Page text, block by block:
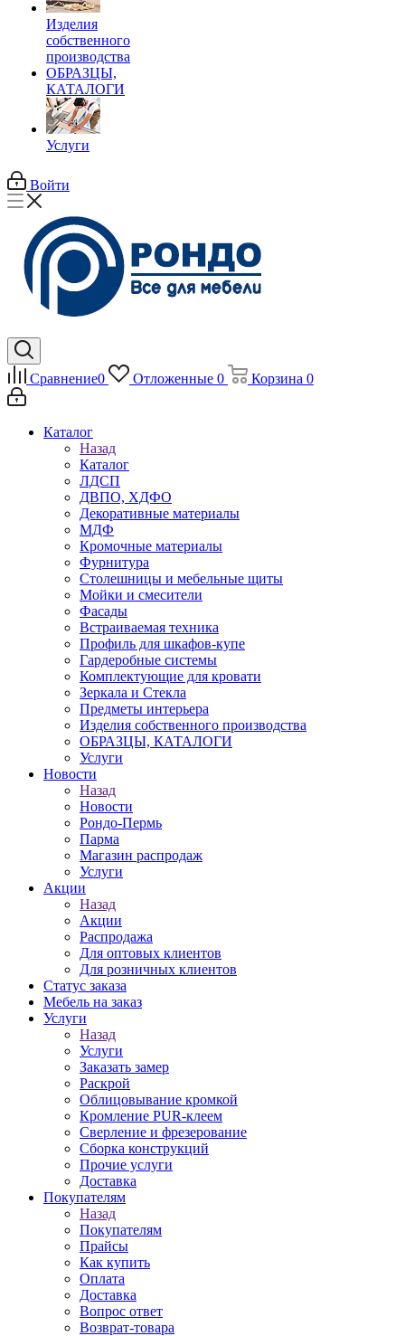
Изделия
собственного
производства
ОБРАЗЦЫ,
КАТАЛОГИ
Услуги
Войти
Сравнение0 Отложенные 0 Корзина 0
Каталог
Назад
Каталог
ЛДСП
ДВПО, ХДФО
Декоративные материалы
МДФ
Кромочные материалы
Фурнитура
Столешницы и мебельные щиты
Мойки и смесители
Фасады
Встраиваемая техника
Профиль для шкафов-купе
Гардеробные системы
Комплектующие для кровати
Зеркала и Стекла
Предметы интерьера
Изделия собственного производства
ОБРАЗЦЫ, КАТАЛОГИ
Услуги
Новости
Назад
Новости
Рондо-Пермь
Парма
Магазин распродаж
Услуги
Акции
Назад
Акции
Распродажа
Для оптовых клиентов
Для розничных клиентов
Статус заказа
Мебель на заказ
Услуги
Назад
Услуги
Заказать замер
Раскрой
Облицовывание кромкой
Кромление PUR-клеем
Сверление и фрезерование
Сборка конструкций
Прочие услуги
Доставка
Покупателям
Назад
Покупателям
Прайсы
Как купить
Оплата
Доставка
Вопрос ответ
Возврат-товара